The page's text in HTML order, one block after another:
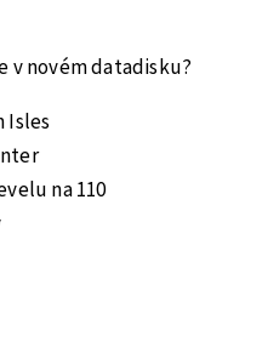
v novém datadisku?
Isles
na 110